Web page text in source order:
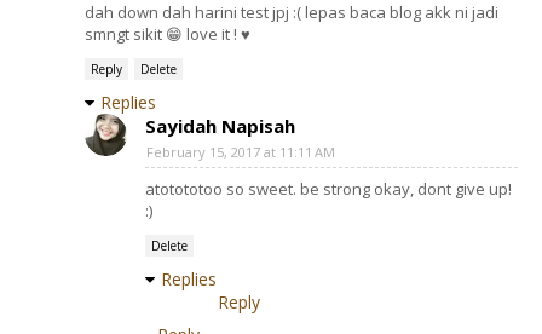
dah down dah harini test jpj :( lepas baca blog akk ni jadi
smngt sikit 😁 love it ! ♥
Reply Delete
Replies
Sayidah Napisah
February 15, 2017 at 11:11 AM
atotototoo so sweet. be strong okay, dont give up!
:)
Delete
Replies
Reply